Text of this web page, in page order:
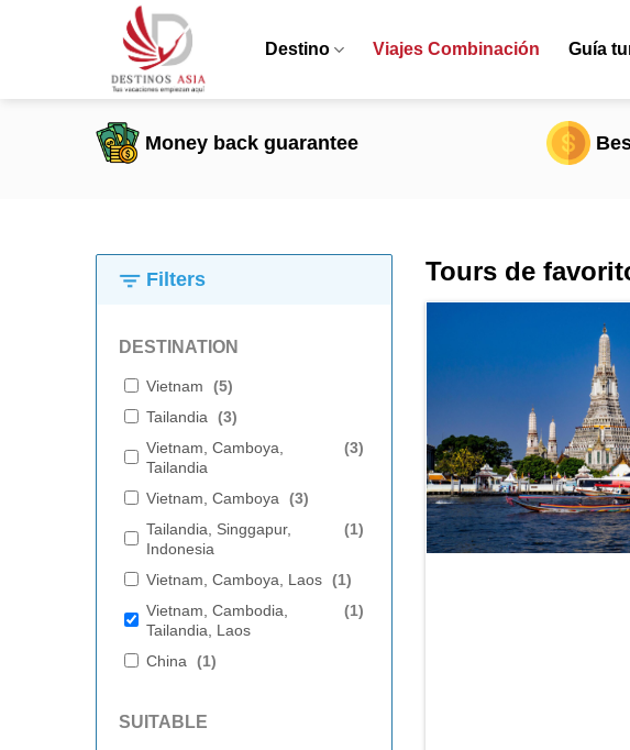
Destino Viajes Combinación Guía
Money back guarantee
Filters
DESTINATION
Vietnam (5)
Tailandia
(3)
Vietnam, Camboya,
Tailandia
(3)
Vietnam, Camboya (3)
Tailandia, Singgapur,
Indonesia
(1)
Vietnam, Camboya, Laos (1)
Vietnam, Cambodia,
Tailandia, Laos
(1)
China (1)
SUITABLE
Tours de